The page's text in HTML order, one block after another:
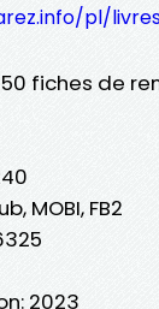
pl/livres/
50 fiches de
MOBI, FB2
2023